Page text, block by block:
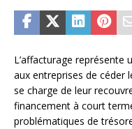
L’affacturage
aux entreprises de céder
se charge de leur
financement à court
problématiques de